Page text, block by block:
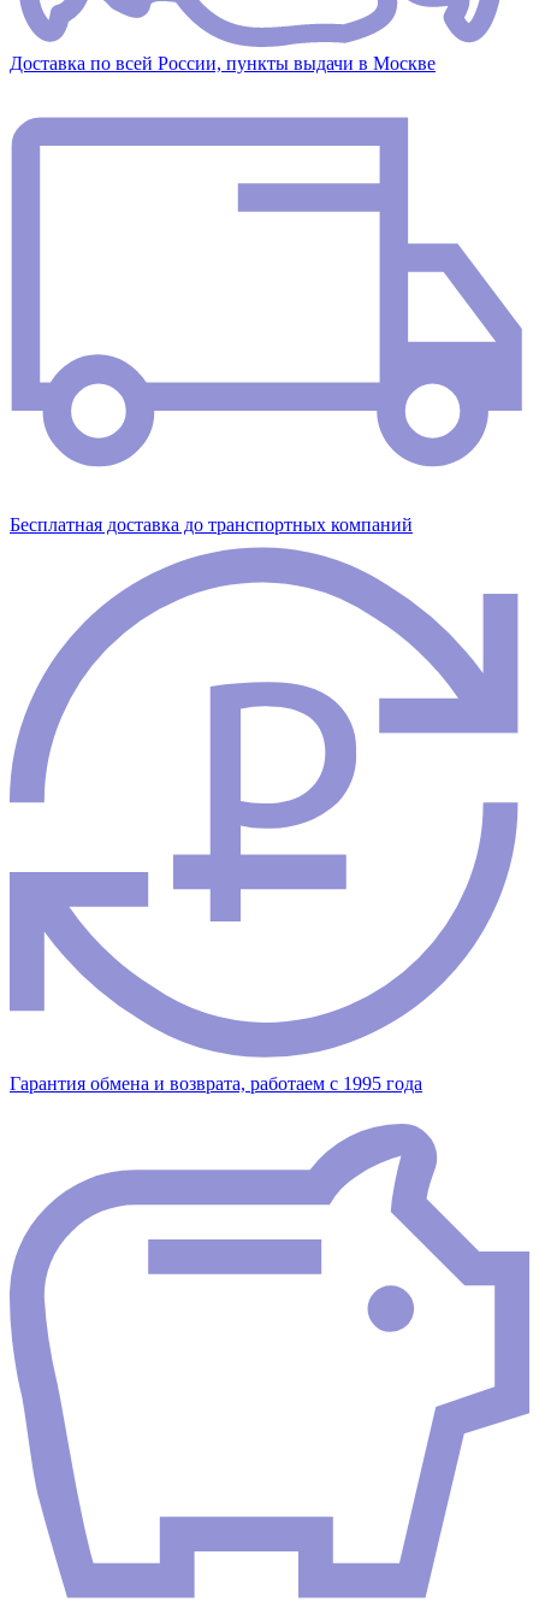
Доставка по всей России, пункты выдачи в Москве
Бесплатная доставка до транспортных компаний
Гарантия обмена и возврата, работаем с 1995 года